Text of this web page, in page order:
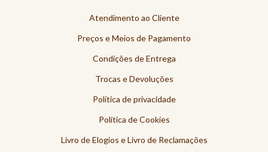
Atendimento ao Cliente
Preços e Meios de Pagamento
Condições de Entrega
Trocas e Devoluções
Política de privacidade
Política de Cookies
Livro de Elogios e Livro de Reclamações